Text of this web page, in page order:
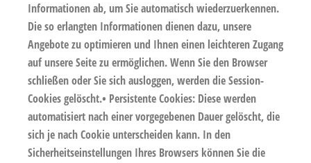
Informationen ab, um Sie automatisch wiederzuerkennen.
Die so erlangten Informationen dienen dazu, unsere
Angebote zu optimieren und Ihnen einen leichteren Zugang
auf unsere Seite zu ermöglichen. Wenn Sie den Browser
schließen oder Sie sich ausloggen, werden die Session-
Cookies gelöscht.• Persistente Cookies: Diese werden
automatisiert nach einer vorgegebenen Dauer gelöscht, die
sich je nach Cookie unterscheiden kann. In den
Sicherheitseinstellungen Ihres Browsers können Sie die